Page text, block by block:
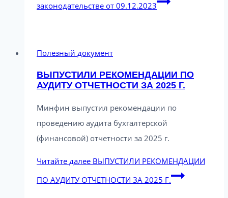
законодательстве от 09.12.2023
Полезный документ
ВЫПУСТИЛИ РЕКОМЕНДАЦИИ ПО
АУДИТУ ОТЧЕТНОСТИ ЗА 2025 Г.
Минфин выпустил рекомендации по
проведению аудита бухгалтерской
(финансовой) отчетности за 2025 г.
Читайте далее ВЫПУСТИЛИ РЕКОМЕНДАЦИИ
ПО АУДИТУ ОТЧЕТНОСТИ ЗА 2025 Г.